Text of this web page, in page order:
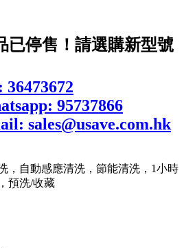
，自動感應清洗，節能清洗，1小時
預洗/收藏